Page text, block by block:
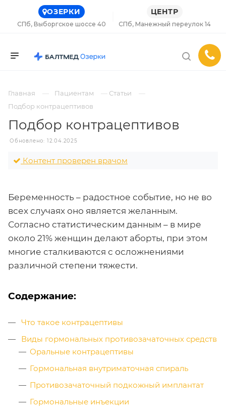
ОЗЕРКИ
СПб, Выборгское шоссе 40
ЦЕНТР
СПб, Манежный переулок 14
Главная Пациентам
Статьи
Подбор контрацептивов
Подбор контрацептивов
Обновлено: 12.04.2025
Контент проверен врачом
Беременность – радостное событие, но не во
всех случаях оно является желанным.
Согласно статистическим данным – в мире
около 21% женщин делают аборты, при этом
многие сталкиваются с осложнениями
различной степени тяжести.
Содержание:
Что такое контрацептивы
Виды гормональных противозачаточных средств
Оральные контрацептивы
Гормональная внутриматочная спираль
Противозачаточный подкожный имплантат
Гормональные инъекции